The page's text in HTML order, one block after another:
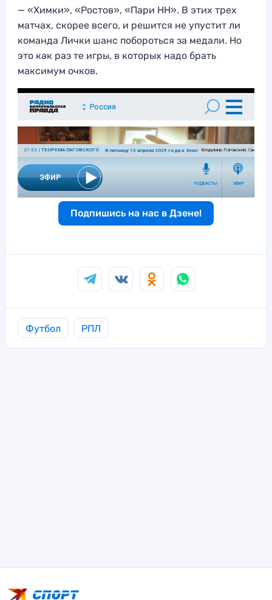
— «Химки», «Ростов», «Пари НН». В этих трех
матчах, скорее всего, и решится не упустит ли
команда Лички шанс побороться за медали. Но
это как раз те игры, в которых надо брать
максимум очков.
Подпишись на нас в Дзене!
Футбол РПЛ